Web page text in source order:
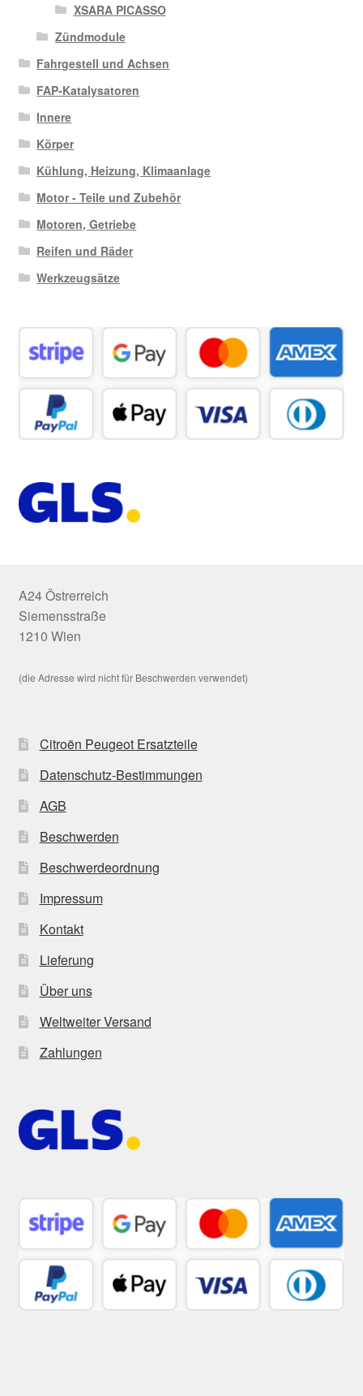
XSARA PICASSO
Zündmodule
Fahrgestell und Achsen
FAP-Katalysatoren
Innere
Körper
Kühlung, Heizung, Klimaanlage
Motor - Teile und Zubehör
Motoren, Getriebe
Reifen und Räder
Werkzeugsätze
A24 Östrerreich
Siemensstraße
1210 Wien
(die Adresse wird nicht für Beschwerden verwendet)
Citroën Peugeot Ersatzteile
Datenschutz-Bestimmungen
AGB
Beschwerden
Beschwerdeordnung
Impressum
Kontakt
Lieferung
Über uns
Weltweiter Versand
Zahlungen